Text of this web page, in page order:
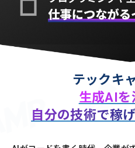
テックキ
生成AIを
自分の技術で稼